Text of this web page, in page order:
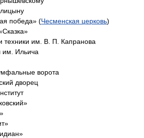
победа» (Чесменская церковь)
техники им. В. П. Капранова
им. Ильича
ворота
дворец